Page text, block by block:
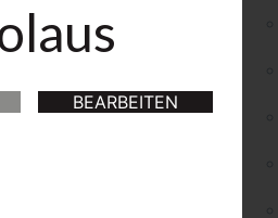
BEARBEITEN